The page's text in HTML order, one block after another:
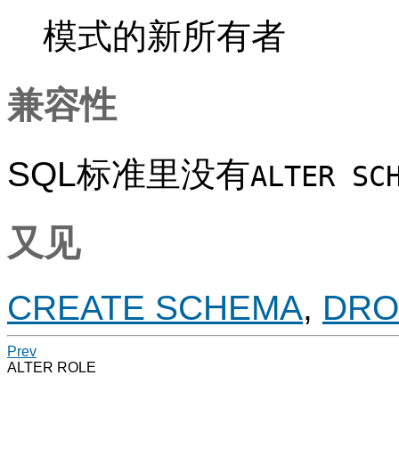
模式的新所有者
兼容性
SQL标准里没有ALTER
又见
CREATE SCHEMA,
Prev
ALTER ROLE